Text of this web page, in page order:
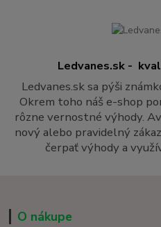
Ledvanes.sk -
Ledvanes.sk sa pýši
Okrem toho náš e-shop
rôzne vernostné výhody.
nový alebo pravidelný
čerpať výhody a
O nákupe